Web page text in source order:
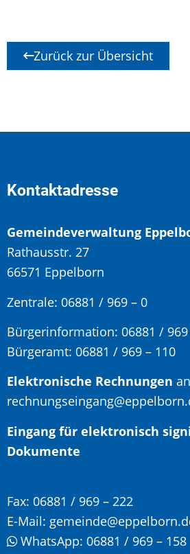
Zurück zur Übersicht
Kontaktadresse
Gemeindeverwaltung
Rathausstr. 27
66571 Eppelborn
Zentrale: 06881 / 969 – 0
Bürgerinformation: 06881 /
Bürgeramt: 06881 / 969 – 110
Elektronische Rechnungen
Eingang für elektronisch
Dokumente
Fax: 06881 / 969 – 222
E-Mail:
WhatsApp: 06881 / 969 – 158